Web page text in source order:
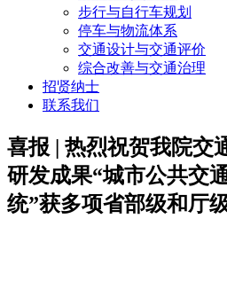
步行与自行车规划
停车与物流体系
交通设计与交通评价
综合改善与交通治理
招贤纳士
联系我们
喜报 | 热烈祝贺我院交
研发成果“城市公共交
统”获多项省部级和厅